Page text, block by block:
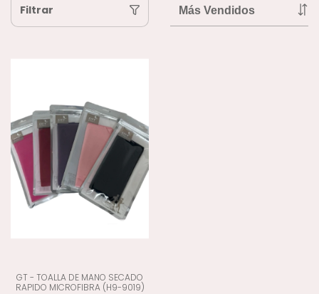
Filtrar
GT - TOALLA DE MANO SECADO
RAPIDO MICROFIBRA (H9-9019)